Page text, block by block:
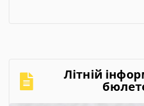
реалізується
щоб студенти мали змогу
та актуальні професії та
субвенції в розмірі […]
Літній